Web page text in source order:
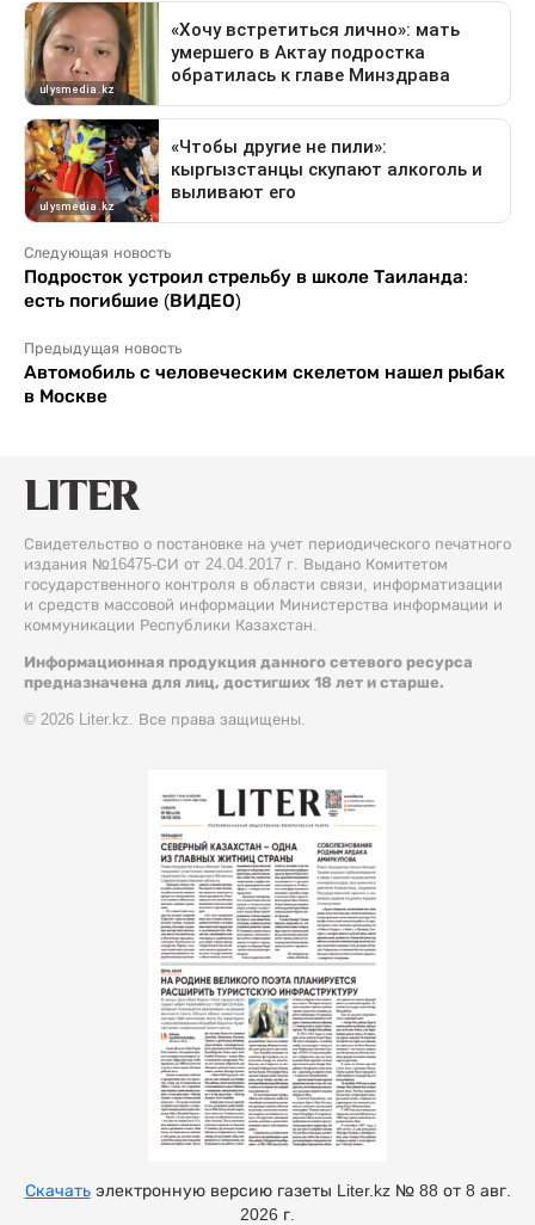
Следующая новость
Подросток устроил стрельбу в школе Таиланда:
есть погибшие (ВИДЕО)
Предыдущая новость
Автомобиль с человеческим скелетом нашел рыбак
в Москве
Свидетельство о постановке на учет периодического печатного
издания №16475-СИ от 24.04.2017 г. Выдано Комитетом
государственного контроля в области связи, информатизации
и средств массовой информации Министерства информации и
коммуникации Республики Казахстан.
Информационная продукция данного сетевого ресурса
предназначена для лиц, достигших 18 лет и старше.
© 2026 Liter.kz. Все права защищены.
Скачатьэлектронную версию газеты Liter.kz № 88 от 8 авг.
2026 г.